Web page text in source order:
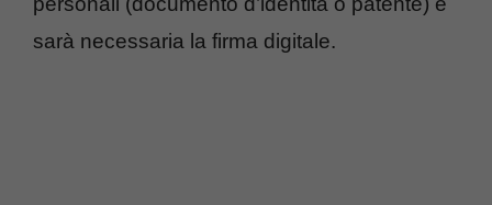
sarà necessaria la firma digitale.